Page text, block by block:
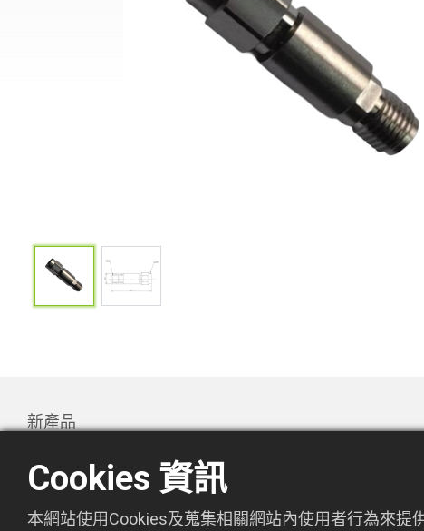
新產品
Promotion
關於萬欣
Cookies 資訊
本網站使用Cookies及蒐集相關網站內使用者行為來提